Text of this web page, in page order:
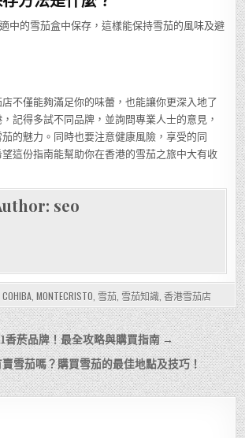
中的雪茄盒中保存，這樣能保持雪茄的風味及避
不僅能夠滿足你的味蕾，也能讓你更深入地了
記得多試不同品牌，並詢問專業人士的意見，
的魅力。同時也要注意健康風險，享受的同
這份指南能幫助你在香港的雪茄之旅中大有收
seo
COHIBA, MONTECRISTO 雪茄, 雪茄知識, 香港雪茄店
香菸品牌！最全攻略與購買指南 →
雪茄嗎？購買雪茄的最佳地點及技巧！